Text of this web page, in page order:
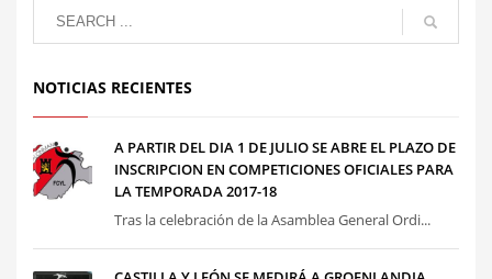
NOTICIAS RECIENTES
A PARTIR DEL DIA 1 DE JULIO SE ABRE EL PLAZO DE
INSCRIPCION EN COMPETICIONES OFICIALES PARA
LA TEMPORADA 2017-18
Tras la celebración de la Asamblea General Ordi...